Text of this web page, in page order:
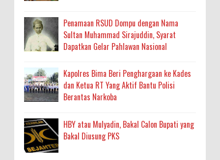
Penamaan RSUD Dompu dengan Nama
Sultan Muhammad Sirajuddin, Syarat
Dapatkan Gelar Pahlawan Nasional
Kapolres Bima Beri Penghargaan ke Kades
dan Ketua RT Yang Aktif Bantu Polisi
Berantas Narkoba
HBY atau Mulyadin, Bakal Calon Bupati yang
Bakal Diusung PKS